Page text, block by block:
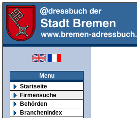
Menu
Startseite
Firmensuche
Behörden
Branchenindex